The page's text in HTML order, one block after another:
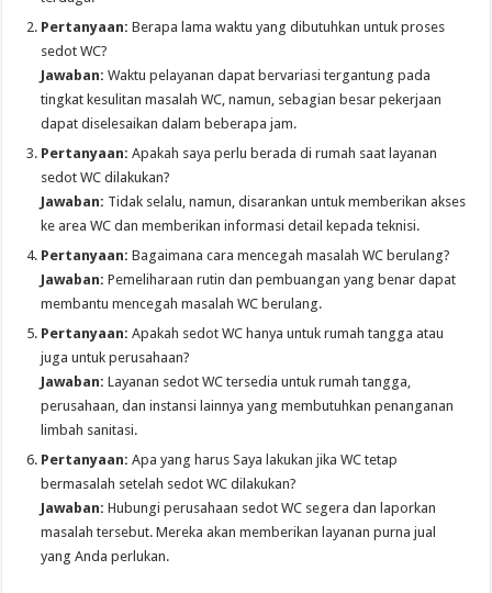
Pertanyaan: Berapa lama waktu yang dibutuhkan untuk proses
sedot WC?
Jawaban: Waktu pelayanan dapat bervariasi tergantung pada
tingkat kesulitan masalah WC, namun, sebagian besar pekerjaan
dapat diselesaikan dalam beberapa jam.
Pertanyaan: Apakah saya perlu berada di rumah saat layanan
sedot WC dilakukan?
Jawaban: Tidak selalu, namun, disarankan untuk memberikan akses
ke area WC dan memberikan informasi detail kepada teknisi.
Pertanyaan: Bagaimana cara mencegah masalah WC berulang?
Jawaban: Pemeliharaan rutin dan pembuangan yang benar dapat
membantu mencegah masalah WC berulang.
Pertanyaan: Apakah sedot WC hanya untuk rumah tangga atau
juga untuk perusahaan?
Jawaban: Layanan sedot WC tersedia untuk rumah tangga,
perusahaan, dan instansi lainnya yang membutuhkan penanganan
limbah sanitasi.
Pertanyaan: Apa yang harus Saya lakukan jika WC tetap
bermasalah setelah sedot WC dilakukan?
Jawaban: Hubungi perusahaan sedot WC segera dan laporkan
masalah tersebut. Mereka akan memberikan layanan purna jual
yang Anda perlukan.